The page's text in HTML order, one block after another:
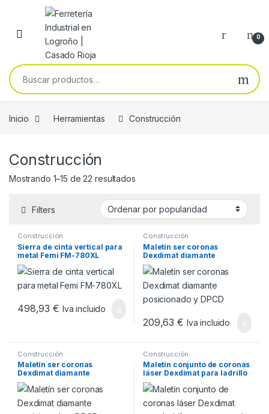
Skip to navigation
Skip to content
0
Buscar por:
Inicio Herramientas Construcción
Construcción
Mostrando 1–15 de 22 resultadosOrdenado por popularidad
Filters
Construcción
Sierra de cinta vertical para
metal Femi FM-780XL
498,93€ Iva incluido
Construcción
Maletín ser coronas
Dexdimat diamante
posicionado y DPCD
209,63€ Iva incluido
Construcción
Maletín ser coronas
Dexdimat diamante
posicionado y DPCD
Construcción
Maletín conjunto de coronas
láser Dexdimat para ladrillo
y mampostería SBM5P